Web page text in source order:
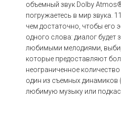
объемный звук Dolby
погружаетесь в мир звука.
чем достаточно, чтобы его
одного слова: диалог
любимыми мелодиями,
которые предоставляют
неограниченное
один из съемных динамиков
любимую музыку или